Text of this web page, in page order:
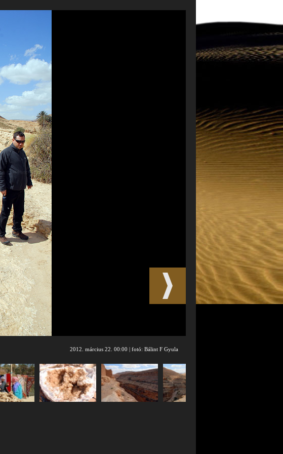
2012. március 22. 00:00 | fotó: Bálint F Gyula